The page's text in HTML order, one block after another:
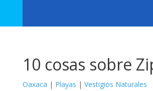
10 cosas sobre
Oaxaca | Playas | Vestigios Naturales